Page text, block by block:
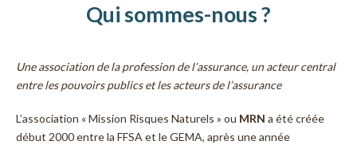
Qui sommes-nous ?
Une association de la profession de l’assurance, un acteur central
entre les pouvoirs publics et les acteurs de l’assurance
L’association « Mission Risques Naturels » ou MRN a été créée
début 2000 entre la FFSA et le GEMA, après une année